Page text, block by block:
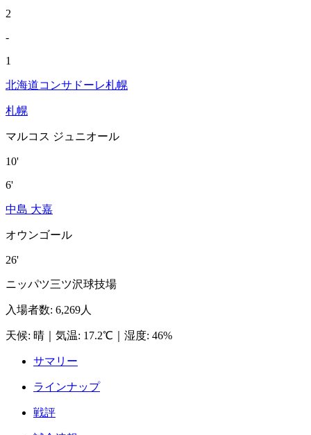
2
-
1
北海道コンサドーレ札幌
札幌
マルコス ジュニオール
10'
6'
中島 大嘉
オウンゴール
26'
ニッパツ三ツ沢球技場
入場者数: 6,269人
天候: 晴 気温: 17.2℃ 湿度: 46%
サマリー
ラインナップ
戦評